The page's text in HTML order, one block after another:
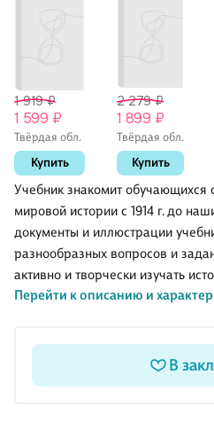
Учебник знакомит
мировой истории с 1914 г. до
документы и иллюстрации
разнообразных вопросов и
активно и творчески изучать
развивать познавательные и
государственному
образования, входит в систему
Перейти к описанию и
1 919 ₽
1 599 ₽
Твёрдая обл.
Купить
2 279 ₽
1 899 ₽
Твёрдая обл.
Купить
В